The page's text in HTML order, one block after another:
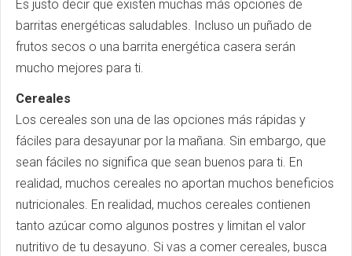
Es justo decir que existen muchas más opciones de
barritas energéticas saludables. Incluso un puñado de
frutos secos o una barrita energética casera serán
mucho mejores para ti.
Cereales
Los cereales son una de las opciones más rápidas y
fáciles para desayunar por la mañana. Sin embargo, que
sean fáciles no significa que sean buenos para ti. En
realidad, muchos cereales no aportan muchos beneficios
nutricionales. En realidad, muchos cereales contienen
tanto azúcar como algunos postres y limitan el valor
nutritivo de tu desayuno. Si vas a comer cereales, busca